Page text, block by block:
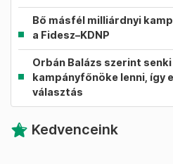
Bő másfél milliárdnyi
a Fidesz–KDNP
Orbán Balázs szerint
kampányfőnöke lenni, így
választás
Kedvenceink